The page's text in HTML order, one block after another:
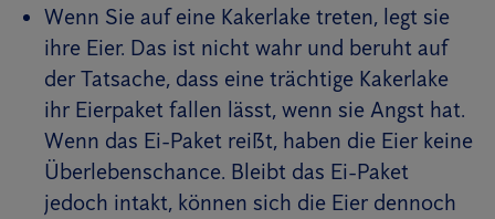
Wenn Sie auf eine Kakerlake treten, legt sie
ihre Eier. Das ist nicht wahr und beruht auf
der Tatsache, dass eine trächtige Kakerlake
ihr Eierpaket fallen lässt, wenn sie Angst hat.
Wenn das Ei-Paket reißt, haben die Eier keine
Überlebenschance. Bleibt das Ei-Paket
jedoch intakt, können sich die Eier dennoch